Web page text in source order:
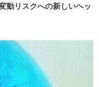
動リスクへの新しいヘッ